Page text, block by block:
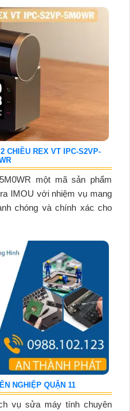
CHIỀU REX VT IPC-S2VP-
một mã sản phẩm
IMOU với nhiệm vụ mang
chóng và chính xác cho
NGHIỆP QUẬN 11
vụ sửa máy tính chuyên